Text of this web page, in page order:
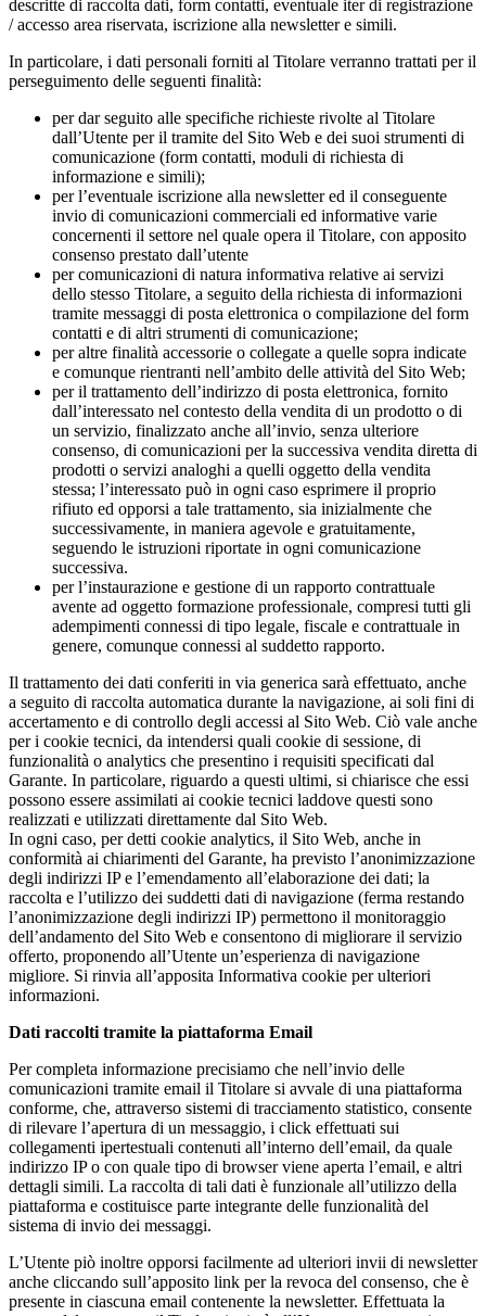
descritte di raccolta dati, form contatti, eventuale iter di registrazione
/ accesso area riservata, iscrizione alla newsletter e simili.
In particolare, i dati personali forniti al Titolare verranno trattati per il
perseguimento delle seguenti finalità:
per dar seguito alle specifiche richieste rivolte al Titolare
dall’Utente per il tramite del Sito Web e dei suoi strumenti di
comunicazione (form contatti, moduli di richiesta di
informazione e simili);
per l’eventuale iscrizione alla newsletter ed il conseguente
invio di comunicazioni commerciali ed informative varie
concernenti il settore nel quale opera il Titolare, con apposito
consenso prestato dall’utente
per comunicazioni di natura informativa relative ai servizi
dello stesso Titolare, a seguito della richiesta di informazioni
tramite messaggi di posta elettronica o compilazione del form
contatti e di altri strumenti di comunicazione;
per altre finalità accessorie o collegate a quelle sopra indicate
e comunque rientranti nell’ambito delle attività del Sito Web;
per il trattamento dell’indirizzo di posta elettronica, fornito
dall’interessato nel contesto della vendita di un prodotto o di
un servizio, finalizzato anche all’invio, senza ulteriore
consenso, di comunicazioni per la successiva vendita diretta di
prodotti o servizi analoghi a quelli oggetto della vendita
stessa; l’interessato può in ogni caso esprimere il proprio
rifiuto ed opporsi a tale trattamento, sia inizialmente che
successivamente, in maniera agevole e gratuitamente,
seguendo le istruzioni riportate in ogni comunicazione
successiva.
per l’instaurazione e gestione di un rapporto contrattuale
avente ad oggetto formazione professionale, compresi tutti gli
adempimenti connessi di tipo legale, fiscale e contrattuale in
genere, comunque connessi al suddetto rapporto.
Il trattamento dei dati conferiti in via generica sarà effettuato, anche
a seguito di raccolta automatica durante la navigazione, ai soli fini di
accertamento e di controllo degli accessi al Sito Web. Ciò vale anche
per i cookie tecnici, da intendersi quali cookie di sessione, di
funzionalità o analytics che presentino i requisiti specificati dal
Garante. In particolare, riguardo a questi ultimi, si chiarisce che essi
possono essere assimilati ai cookie tecnici laddove questi sono
realizzati e utilizzati direttamente dal Sito Web.
In ogni caso, per detti cookie analytics, il Sito Web, anche in
conformità ai chiarimenti del Garante, ha previsto l’anonimizzazione
degli indirizzi IP e l’emendamento all’elaborazione dei dati; la
raccolta e l’utilizzo dei suddetti dati di navigazione (ferma restando
l’anonimizzazione degli indirizzi IP) permettono il monitoraggio
dell’andamento del Sito Web e consentono di migliorare il servizio
offerto, proponendo all’Utente un’esperienza di navigazione
migliore. Si rinvia all’apposita Informativa cookie per ulteriori
informazioni.
Dati raccolti tramite la piattaforma Email
Per completa informazione precisiamo che nell’invio delle
comunicazioni tramite email il Titolare si avvale di una piattaforma
conforme, che, attraverso sistemi di tracciamento statistico, consente
di rilevare l’apertura di un messaggio, i click effettuati sui
collegamenti ipertestuali contenuti all’interno dell’email, da quale
indirizzo IP o con quale tipo di browser viene aperta l’email, e altri
dettagli simili. La raccolta di tali dati è funzionale all’utilizzo della
piattaforma e costituisce parte integrante delle funzionalità del
sistema di invio dei messaggi.
L’Utente piò inoltre opporsi facilmente ad ulteriori invii di newsletter
anche cliccando sull’apposito link per la revoca del consenso, che è
presente in ciascuna email contenente la newsletter. Effettuata la